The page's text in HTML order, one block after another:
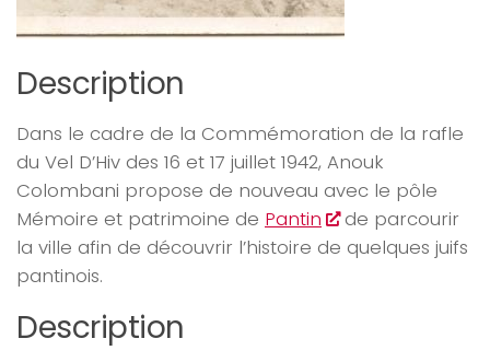
Description
Dans le cadre de la Commémoration de la rafle
du Vel D’Hiv des 16 et 17 juillet 1942, Anouk
Colombani propose de nouveau avec le pôle
Mémoire et patrimoine de Pantin
de parcourir
la ville afin de découvrir l’histoire de quelques juifs
pantinois.
Description